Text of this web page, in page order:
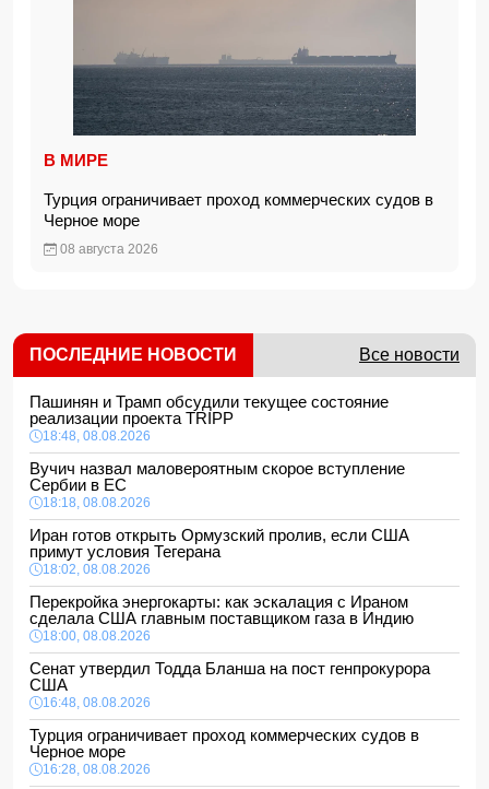
В МИРЕ
Турция ограничивает проход коммерческих судов в
Черное море
08 августа 2026
ПОСЛЕДНИЕ НОВОСТИ Все новости
Пашинян и Трамп обсудили текущее состояние
реализации проекта TRIPP
18:48, 08.08.2026
Вучич назвал маловероятным скорое вступление
Сербии в ЕС
18:18, 08.08.2026
Иран готов открыть Ормузский пролив, если США
примут условия Тегерана
18:02, 08.08.2026
Перекройка энергокарты: как эскалация с Ираном
сделала США главным поставщиком газа в Индию
18:00, 08.08.2026
Сенат утвердил Тодда Бланша на пост генпрокурора
США
16:48, 08.08.2026
Турция ограничивает проход коммерческих судов в
Черное море
16:28, 08.08.2026